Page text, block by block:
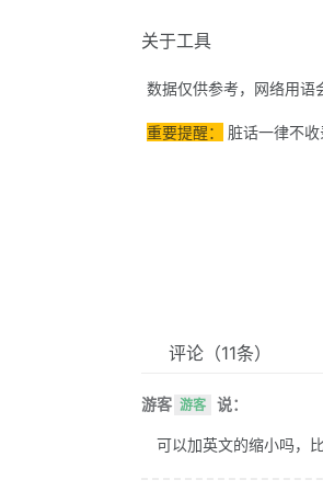
关于工具
数据仅供参考，网络用语
重要提醒： 脏话一律不收
评论 （11条）
游客 游客 说：
可以加英文的缩小吗，